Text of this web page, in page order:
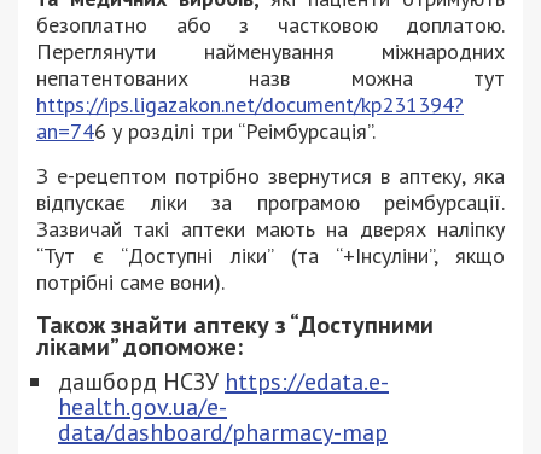
безоплатно або з частковою доплатою.
Переглянути найменування міжнародних
непатентованих назв можна тут
https://ips.ligazakon.net/document/kp231394?
an=746 у розділі три “Реімбурсація”.
З е-рецептом потрібно звернутися в аптеку, яка
відпускає ліки за програмою реімбурсації.
Зазвичай такі аптеки мають на дверях наліпку
“Тут є “Доступні ліки” (та “+Інсуліни”, якщо
потрібні саме вони).
Також знайти аптеку з “Доступними
ліками” допоможе:
дашборд НСЗУ https://edata.e-
health.gov.ua/e-
data/dashboard/pharmacy-map